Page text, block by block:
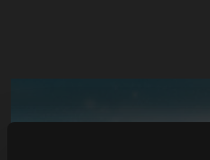
McCormick